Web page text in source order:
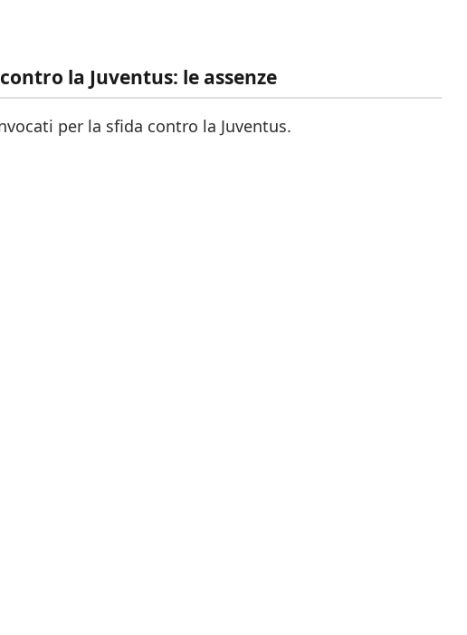
la Juventus: le assenze
per la sfida contro la Juventus.